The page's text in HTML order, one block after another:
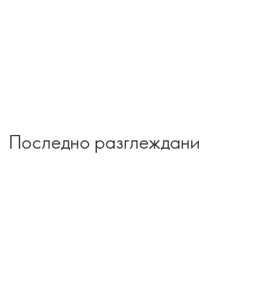
Последно разглеждани